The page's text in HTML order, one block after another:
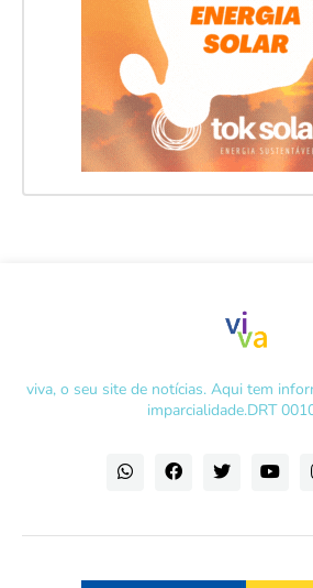
viva, o seu site de notícias. Aqui tem
imparcialidade.DRT